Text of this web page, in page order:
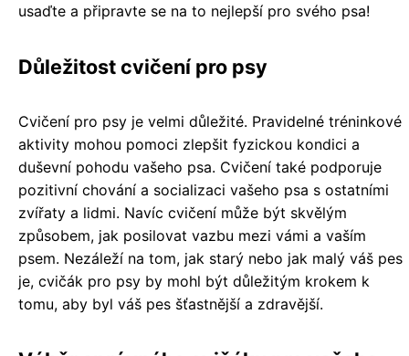
usaďte a připravte se na to nejlepší pro svého psa!
Důležitost cvičení pro psy
Cvičení pro psy je velmi důležité. Pravidelné tréninkové
aktivity mohou pomoci zlepšit fyzickou kondici a
duševní pohodu vašeho psa. Cvičení také podporuje
pozitivní chování a socializaci vašeho psa s ostatními
zvířaty a lidmi. Navíc cvičení může být skvělým
způsobem, jak posilovat vazbu mezi vámi a vaším
psem. Nezáleží na tom, jak starý nebo jak malý váš pes
je, cvičák pro psy by mohl být důležitým krokem k
tomu, aby byl váš pes šťastnější a zdravější.